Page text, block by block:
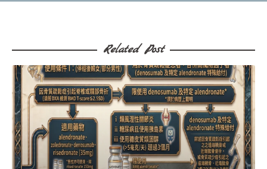
Related Post​